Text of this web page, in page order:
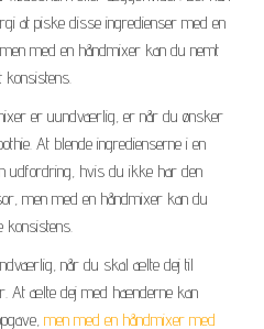
at piske disse ingredienser med en
med en håndmixer kan du nemt
er uundværlig, er når du ønsker
At blende ingredienserne i en
udfordring, hvis du ikke har den
men med en håndmixer kan du
konsistens.
når du skal ælte dej til
At ælte dej med hænderne kan
men med en håndmixer med